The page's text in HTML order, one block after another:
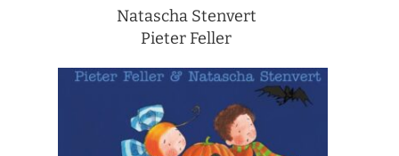
Natascha Stenvert
Pieter Feller